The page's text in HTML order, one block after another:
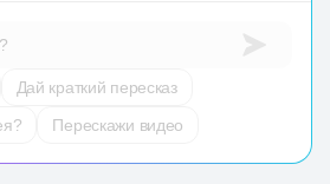
Дай краткий пересказ
Перескажи видео